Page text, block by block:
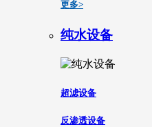
更多>
纯水设备
超滤设备
反渗透设备